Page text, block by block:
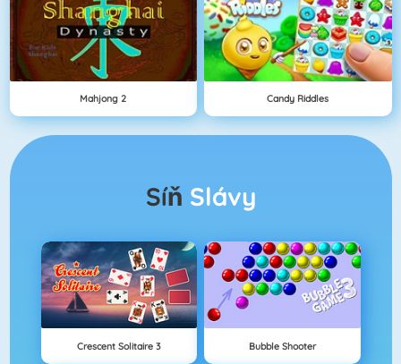
Mahjong 2 Candy Riddles
Síň Slávy
Crescent Solitaire 3 Bubble Shooter